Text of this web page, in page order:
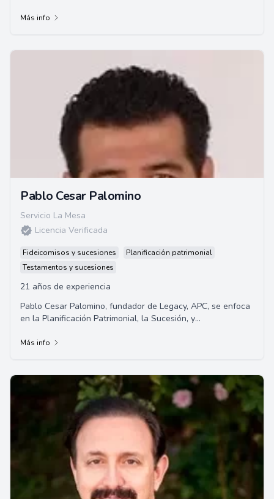
Más info
Pablo Cesar Palomino
Servicio La Mesa
Licencia Verificada
Fideicomisos y sucesiones
Planificación patrimonial
Testamentos y sucesiones
21 años de experiencia
Pablo Cesar Palomino, fundador de Legacy, APC, se enfoca
en la Planificación Patrimonial, la Sucesión, y
Más info